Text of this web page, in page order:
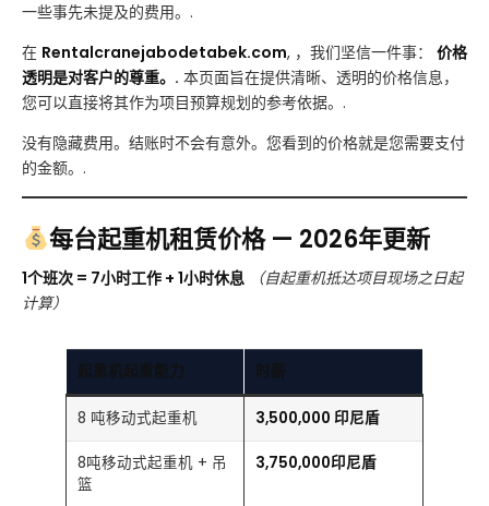
一些事先未提及的费用。.
在 Rentalcranejabodetabek.com, ，我们坚信一件事： 价格
透明是对客户的尊重。. 本页面旨在提供清晰、透明的价格信息，
您可以直接将其作为项目预算规划的参考依据。.
没有隐藏费用。结账时不会有意外。您看到的价格就是您需要支付
的金额。.
每台起重机租赁价格 — 2026年更新
1个班次 = 7小时工作 + 1小时休息
（自起重机抵达项目现场之日起
计算）
起重机起重能力 时薪
8 吨移动式起重机 3,500,000 印尼盾
8吨移动式起重机 + 吊
篮
3,750,000印尼盾